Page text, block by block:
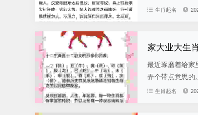
生肖起名
家大业大生
最近琢磨着给家
弄个带点意思的
生肖起名